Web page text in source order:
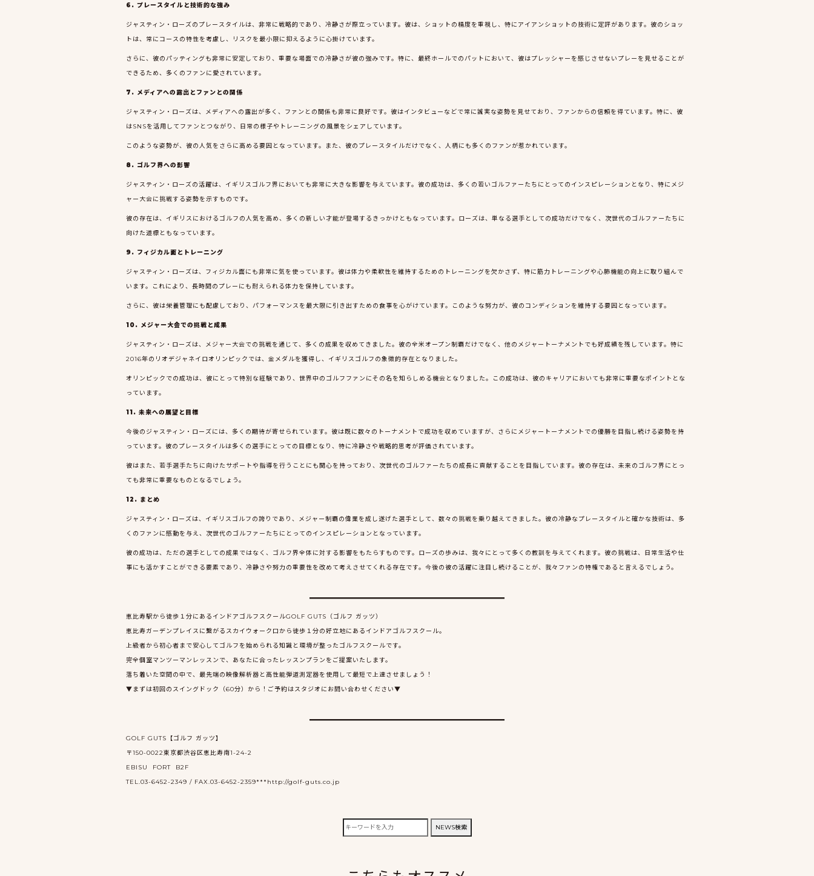
6. プレースタイルと技術的な強み
ジャスティン・ローズのプレースタイルは、非常に戦略的であり、冷静さが際立っています。彼は、ショットの精度を重視し、特にアイアンショットの技術に定評があります。彼のショッ
トは、常にコースの特性を考慮し、リスクを最小限に抑えるように心掛けています。
さらに、彼のパッティングも非常に安定しており、重要な場面での冷静さが彼の強みです。特に、最終ホールでのパットにおいて、彼はプレッシャーを感じさせないプレーを見せることが
できるため、多くのファンに愛されています。
7. メディアへの露出とファンとの関係
ジャスティン・ローズは、メディアへの露出が多く、ファンとの関係も非常に良好です。彼はインタビューなどで常に誠実な姿勢を見せており、ファンからの信頼を得ています。特に、彼
はSNSを活用してファンとつながり、日常の様子やトレーニングの風景をシェアしています。
このような姿勢が、彼の人気をさらに高める要因となっています。また、彼のプレースタイルだけでなく、人柄にも多くのファンが惹かれています。
8. ゴルフ界への影響
ジャスティン・ローズの活躍は、イギリスゴルフ界においても非常に大きな影響を与えています。彼の成功は、多くの若いゴルファーたちにとってのインスピレーションとなり、特にメジ
ャー大会に挑戦する姿勢を示すものです。
彼の存在は、イギリスにおけるゴルフの人気を高め、多くの新しい才能が登場するきっかけともなっています。ローズは、単なる選手としての成功だけでなく、次世代のゴルファーたちに
向けた道標ともなっています。
9. フィジカル面とトレーニング
ジャスティン・ローズは、フィジカル面にも非常に気を使っています。彼は体力や柔軟性を維持するためのトレーニングを欠かさず、特に筋力トレーニングや心肺機能の向上に取り組んで
います。これにより、長時間のプレーにも耐えられる体力を保持しています。
さらに、彼は栄養管理にも配慮しており、パフォーマンスを最大限に引き出すための食事を心がけています。このような努力が、彼のコンディションを維持する要因となっています。
10. メジャー大会での挑戦と成果
ジャスティン・ローズは、メジャー大会での挑戦を通じて、多くの成果を収めてきました。彼の全米オープン制覇だけでなく、他のメジャートーナメントでも好成績を残しています。特に
2016年のリオデジャネイロオリンピックでは、金メダルを獲得し、イギリスゴルフの象徴的存在となりました。
オリンピックでの成功は、彼にとって特別な経験であり、世界中のゴルフファンにその名を知らしめる機会となりました。この成功は、彼のキャリアにおいても非常に重要なポイントとな
っています。
11. 未来への展望と目標
今後のジャスティン・ローズには、多くの期待が寄せられています。彼は既に数々のトーナメントで成功を収めていますが、さらにメジャートーナメントでの優勝を目指し続ける姿勢を持
っています。彼のプレースタイルは多くの選手にとっての目標となり、特に冷静さや戦略的思考が評価されています。
彼はまた、若手選手たちに向けたサポートや指導を行うことにも関心を持っており、次世代のゴルファーたちの成長に貢献することを目指しています。彼の存在は、未来のゴルフ界にとっ
ても非常に重要なものとなるでしょう。
12. まとめ
ジャスティン・ローズは、イギリスゴルフの誇りであり、メジャー制覇の偉業を成し遂げた選手として、数々の挑戦を乗り越えてきました。彼の冷静なプレースタイルと確かな技術は、多
くのファンに感動を与え、次世代のゴルファーたちにとってのインスピレーションとなっています。
彼の成功は、ただの選手としての成果ではなく、ゴルフ界全体に対する影響をもたらすものです。ローズの歩みは、我々にとって多くの教訓を与えてくれます。彼の挑戦は、日常生活や仕
事にも活かすことができる要素であり、冷静さや努力の重要性を改めて考えさせてくれる存在です。今後の彼の活躍に注目し続けることが、我々ファンの特権であると言えるでしょう。
恵比寿駅から徒歩１分にあるインドアゴルフスクールGOLF GUTS（ゴルフ ガッツ）
恵比寿ガーデンプレイスに繋がるスカイウォーク口から徒歩１分の好立地にあるインドアゴルフスクール。
上級者から初心者まで安心してゴルフを始められる知識と環境が整ったゴルフスクールです。
完全個室マンツーマンレッスンで、あなたに合ったレッスンプランをご提案いたします。
落ち着いた空間の中で、最先端の映像解析器と高性能弾道測定器を使用して最短で上達させましょう！
▼まずは初回のスイングドック（60分）から！ご予約はスタジオにお問い合わせください▼
GOLF GUTS【ゴルフ ガッツ】
〒150-0022東京都渋谷区恵比寿南1-24-2
EBISU FORT B2F
TEL.03-6452-2349 / FAX.03-6452-2359***http://golf-guts.co.jp
検
NEWS検索